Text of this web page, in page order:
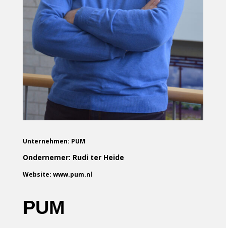
Unternehmen: PUM
Ondernemer: Rudi ter Heide
Website: www.pum.nl
PUM